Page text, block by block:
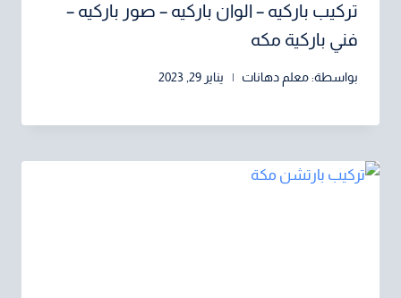
تركيب باركيه – الوان باركيه – صور باركيه –
فني باركية مكه
بواسطة: معلم دهانات يناير 29, 2023